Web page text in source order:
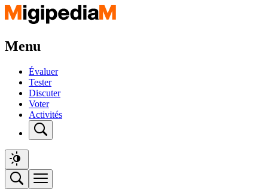
Menu
Évaluer
Tester
Discuter
Voter
Activités